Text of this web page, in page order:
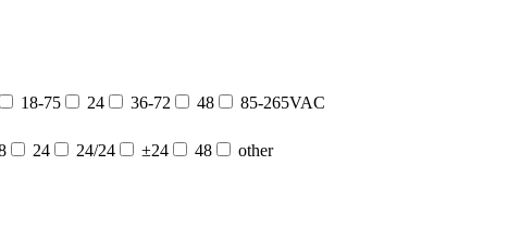
18-75 24 36-72 48
85-265VAC
24 24/24 ±24 48
other